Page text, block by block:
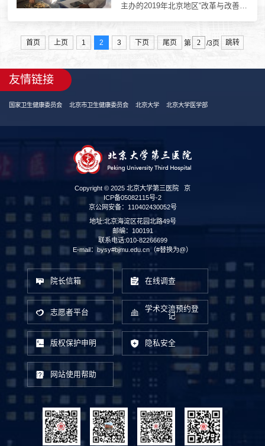
主办的2019年北京地区“改革与改善同
三名的好成绩。 北京市共有600多名
紧张...
首页 上页 1 2 3 下页 尾页 第 /3页 跳转
友情链接
国家卫生健康委员会 北京市卫生健康委员会 北京大学 北京大学医学部
Copyright © 2025 北京大学第三医院 京
ICP备05082115号-2
京公网安备：110402430052号
地址:北京海淀区花园北路49号
邮编：100191
联系电话:010-82266699
E-mail：bysy#bjmu.edu.cn（#替换为@）
院长信箱 在线调查
志愿者平台
学术交流预约登
记
版权保护申明 隐私安全
网站使用帮助